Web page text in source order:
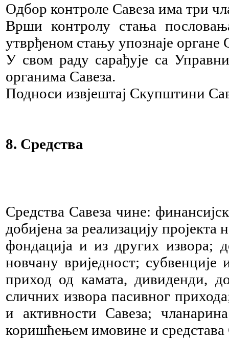
Одбор контроле Савеза има три
Врши контролу стања
утврђеном стању упознаје органе
У свом раду сарађује са
органима Савеза.
Подноси извјештај Скупштини
8. Средства
Средства Савеза чине:
добијена за реализацију
фондација и из других извора;
новчану вриједност;
приход од камата, дивиденди,
сличних извора пасивног
и активности Савеза;
коришћењем имовине и средстава